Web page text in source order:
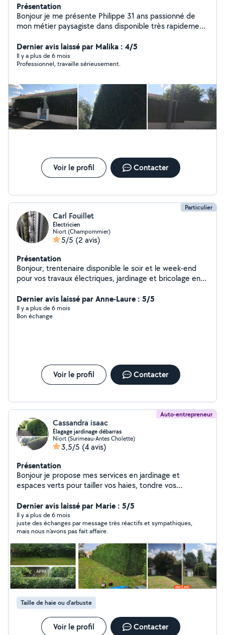
Présentation
Bonjour je me présente Philippe 31 ans passionné de
mon métier paysagiste dans disponible très rapidement
Dernier avis laissé par Malika : 4/5
Il y a plus de 6 mois
Professionnel, travaille sérieusement.
Voir le profil Contacter
Particulier
Carl Fouillet
Électricien
Niort (Champommier)
5/5 (2 avis)
Présentation
Bonjour, trentenaire disponible le soir et le week-end
pour vos travaux électriques, jardinage et bricolage en
Dernier avis laissé par Anne-Laure : 5/5
Il y a plus de 6 mois
Bon échange
Voir le profil Contacter
Auto-entrepreneur
Cassandra isaac
Élagage jardinage débarras
Niort (Surimeau-Antes Cholette)
3,5/5 (4 avis)
Présentation
Bonjour je propose mes services en jardinage et
espaces verts pour tailler vos haies, tondre vos
nettoyage , débarrassage des encombrants, du garage
vers la dechetterie, nettoyage toiture, et nombreux
autres petits travaux et services diversje me déplace
dans tout le département avec mon matériel. Posé de
bennes possible pour enlever de terre grava on tout
genre N'hésitez pas à me contacter
Dernier avis laissé par Marie : 5/5
Il y a plus de 6 mois
juste des échanges par message très réactifs et sympathiques,
mais nous n'avons pas fait affaire.
Taille de haie ou d'arbuste
Voir le profil Contacter